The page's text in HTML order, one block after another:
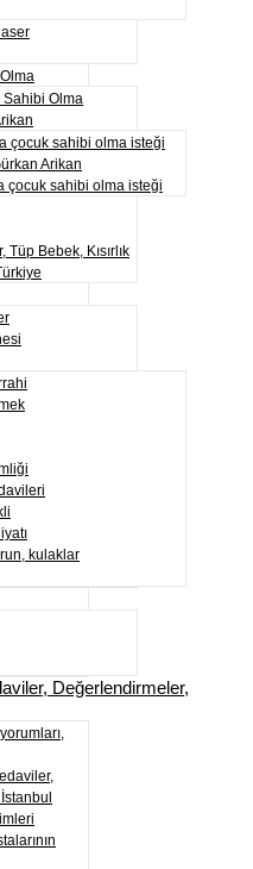
Sahibi Olma
çocuk sahibi olma isteği
Arikan
çocuk sahibi olma isteği
Tüp Bebek, Kısırlık
kulaklar
Değerlendirmeler,